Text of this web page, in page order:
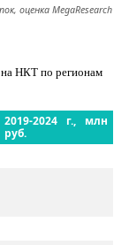
оценка MegaResearch
НКТ по регионам
2019-2024г., млн
руб.